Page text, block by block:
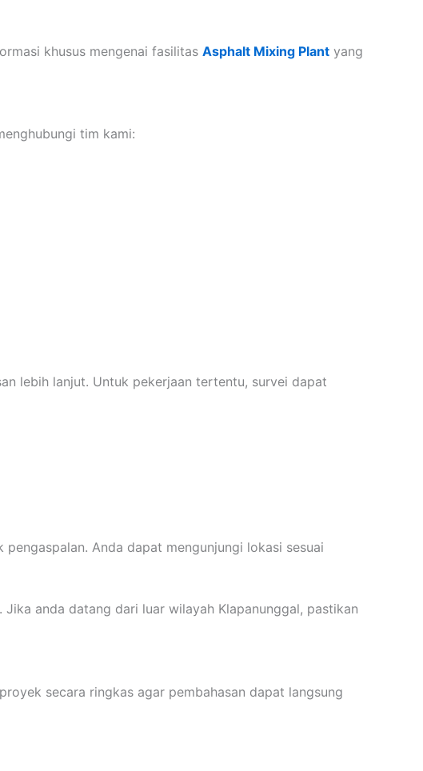
khusus mengenai fasilitas Asphalt Mixing Plant yang
tim kami:
lebih lanjut. Untuk pekerjaan tertentu, survei dapat
Anda dapat mengunjungi lokasi sesuai
anda datang dari luar wilayah Klapanunggal, pastikan
secara ringkas agar pembahasan dapat langsung